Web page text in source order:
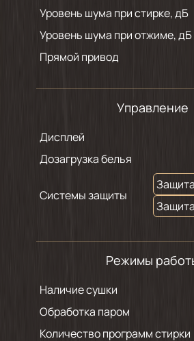
Уровень шума при стирке, дБ
Уровень шума при отжиме, дБ
Прямой привод
Управление
Дисплей
Дозагрузка белья
Системы защиты
Режимы
Наличие сушки
Обработка паром
Количество программ стирки